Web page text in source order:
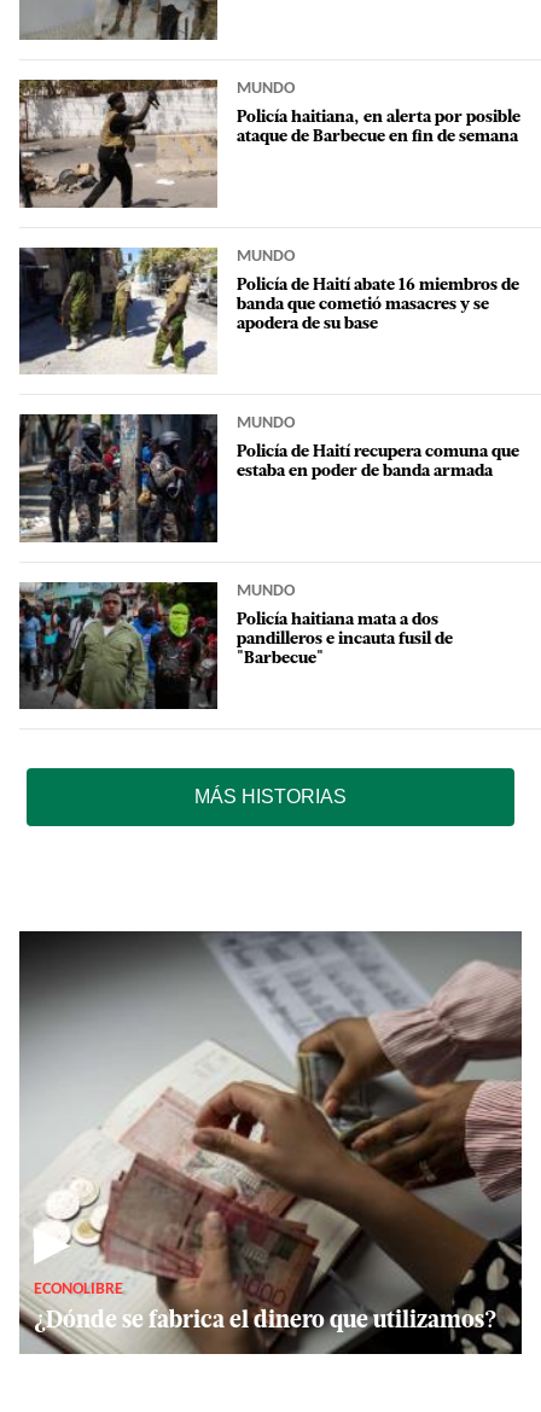
MUNDO
Policía haitiana, en alerta por posible
ataque de Barbecue en fin de semana
MUNDO
Policía de Haití abate 16 miembros de
banda que cometió masacres y se
apodera de su base
MUNDO
Policía de Haití recupera comuna que
estaba en poder de banda armada
MUNDO
Policía haitiana mata a dos
pandilleros e incauta fusil de
"Barbecue"
MÁS HISTORIAS
▶
ECONOLIBRE
¿Dónde se fabrica el dinero que utilizamos?